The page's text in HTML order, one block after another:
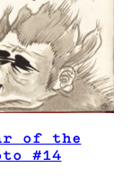
of the
#14